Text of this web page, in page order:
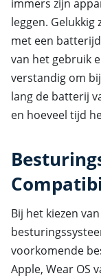
immers zijn
leggen.
met een
van het gebruik
verstandig om
lang de batterij
en hoeveel tijd
Bij het kiezen
voorkomende
Apple, Wear OS